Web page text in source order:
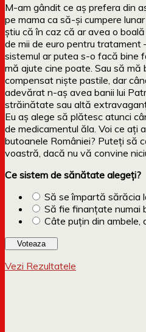
M-am gândit ce aș prefera din
pe mama ca să-și cumpere
știu că în caz că ar avea o
de mii de euro pentru tratament
sistemul ar putea s-o facă bine
mă ajute cine poate. Sau să mă
compensat niște pastile, dar
adevărat n-aș avea banii lui
străinătate sau altă
Eu aș alege să plătesc atunci
de medicamentul ăla. Voi ce ați
butoanele României? Puteți să
voastră, dacă nu vă convine
Ce sistem de sănătate alegeți?
Să se împartă sărăcia
Să fie finanțate numai
Câte puțin din ambele,
Vezi Rezultatele